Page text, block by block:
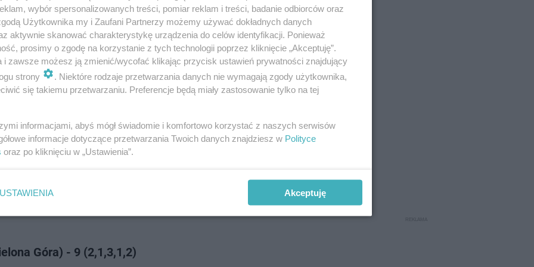
(2,3,2,2,1)
Toruń) - 9 (3,1,1,3,1)
- 9 (3,2,2,0,2)
Góra) - 9 (2,1,3,1,2)
wybór spersonalizowanych treści, pomiar reklam i treści, badanie odbiorców oraz
Użytkownika my i Zaufani Partnerzy możemy używać dokładnych danych
aktywnie skanować charakterystykę urządzenia do celów identyfikacji. Ponieważ
prosimy o zgodę na korzystanie z tych technologii poprzez kliknięcie „Akceptuję”.
i zawsze możesz ją zmienić/wycofać klikając przycisk ustawień prywatności znajdujący
strony
. Niektóre rodzaje przetwarzania danych nie wymagają zgody użytkownika,
się takiemu przetwarzaniu. Preferencje będą miały zastosowanie tylko na tej
informacjami, abyś mógł świadomie i komfortowo korzystać z naszych serwisów
informacje dotyczące przetwarzania Twoich danych znajdziesz w Polityce
oraz po kliknięciu w „Ustawienia”.
USTAWIENIA Akceptuję